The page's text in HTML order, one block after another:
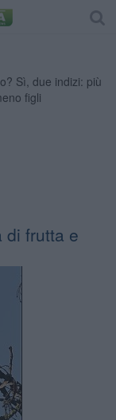
di frutta e